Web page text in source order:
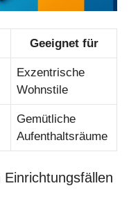
Geeignet für
Exzentrische
Wohnstile
Gemütliche
Aufenthaltsräume